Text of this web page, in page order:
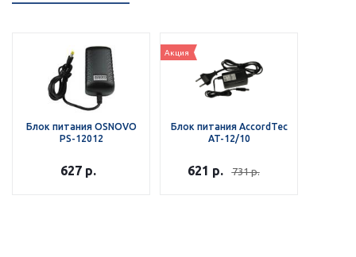
Блок питания OSNOVO
PS-12012
627 р.
Акция
Блок питания AccordTec
AT-12/10
621 р. 731р.